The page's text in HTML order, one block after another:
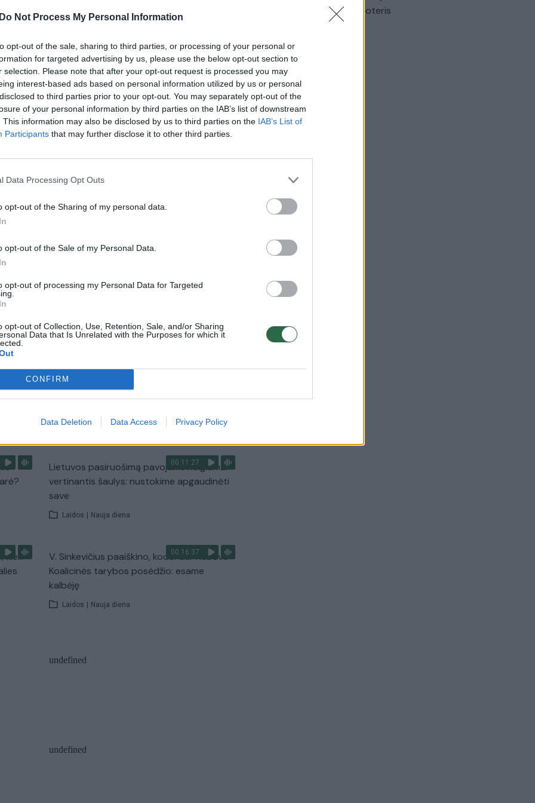
Do Not Process My Personal Information
opt-out of the sale, sharing to third parties, or processing of your personal or
for targeted advertising by us, please use the below opt-out section to
selection. Please note that after your opt-out request is processed you may
interest-based ads based on personal information utilized by us or personal
to third parties prior to your opt-out. You may separately opt-out of the
of your personal information by third parties on the IAB’s list of downstream
This information may also be disclosed by us to third parties on the IAB’s List of
Participants that may further disclose it to other third parties.
Data Processing Opt Outs
opt-out of the Sharing of my personal data.
opt-out of the Sale of my Personal Data.
opt-out of processing my Personal Data for Targeted
opt-out of Collection, Use, Retention, Sale, and/or Sharing
Data that Is Unrelated with the Purposes for which it
CONFIRM
Data Deletion Data Access Privacy Policy
įstatymą vyko visoje šalyje, o Paryžiaus centre
koronaviruso pandemijos, buvo sausakimša.
„Policija – visur, teisingumo – niekur“,
tave muša“.
Emmanuelis Macronas koronavirusas
tik Lrytas.TV Video
Karšta A. Kasparavičiaus ir Ž Pavilionio
Kuprines pasvėrę specialistai įspėja apie
pavojingą įprotį: tą daro daugiau nei pusė
Žinios | Lietuvos diena
Visi įrašai
00:11:27
Lietuvos pasiruošimą pavojams neigiamai
vertinantis šaulys: nustokime apgaudinėti
save
Laidos | Nauja diena
kiek
00:16:37
V. Sinkevičius paaiškino, kodėl dar nebuvo
Koalicinės tarybos posėdžio: esame
kalbėję
Laidos | Nauja diena
automobilis sužalojo dvi moteris